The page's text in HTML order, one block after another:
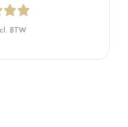
BTW